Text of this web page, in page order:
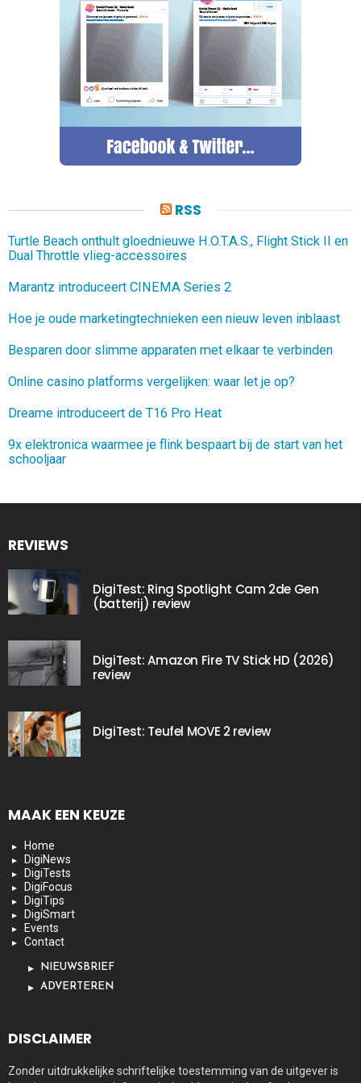
RSS
Turtle Beach onthult gloednieuwe H.O.T.A.S., Flight Stick II en
Dual Throttle vlieg-accessoires
Marantz introduceert CINEMA Series 2
Hoe je oude marketingtechnieken een nieuw leven inblaast
Besparen door slimme apparaten met elkaar te verbinden
Online casino platforms vergelijken: waar let je op?
Dreame introduceert de T16 Pro Heat
9x elektronica waarmee je flink bespaart bij de start van het
schooljaar
REVIEWS
DigiTest: Ring Spotlight Cam 2de Gen
(batterij) review
DigiTest: Amazon Fire TV Stick HD (2026)
review
DigiTest: Teufel MOVE 2 review
MAAK EEN KEUZE
Home
DigiNews
DigiTests
DigiFocus
DigiTips
DigiSmart
Events
Contact
NIEUWSBRIEF
ADVERTEREN
DISCLAIMER
Zonder uitdrukkelijke schriftelijke toestemming van de uitgever is